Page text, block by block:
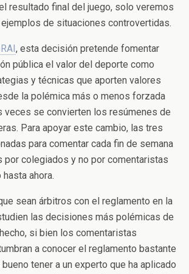
resultado final del juego, solo veremos
de situaciones controvertidas.
, esta decisión pretende fomentar
pública el valor del deporte como
y técnicas que aporten valores
la polémica más o menos forzada
veces se convierten los resúmenes de
Para apoyar este cambio, las tres
para comentar cada fin de semana
por colegiados y no por comentaristas
ahora.
sean árbitros con el reglamento en la
las decisiones más polémicas de
si bien los comentaristas
a conocer el reglamento bastante
tener a un experto que ha aplicado